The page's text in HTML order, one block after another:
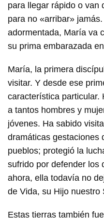
para llegar rápido o van
para no «arribar»
adormentada, María va
su prima embarazada
María, la primera
visitar. Y desde ese
característica particular.
a tantos hombres y
jóvenes. Ha sabido
dramáticas gestaciones
pueblos; protegió la
sufrido por defender los
ahora, ella todavía no
de Vida, su Hijo nuestro
Estas tierras también